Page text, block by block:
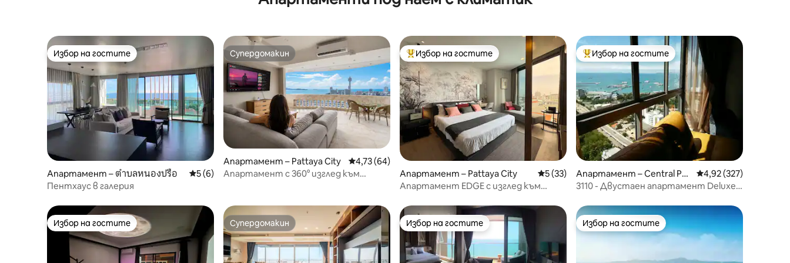
Избор на гостите
Избор на гостите
Апартамент – ตำบลหนองปรือ Средна оценка: 5 от 5, 6 отзива
5 (6)
Пентхаус в галерия
Супердомакин
Супердомакин
Апартамент – Pattaya City Средна оценка: 4,73 от 5, 64 отзива
4,73 (64)
Апартамент с 360° изглед към
Най-популярен избор на гостите
Избор на гостите
Апартамент – Pattaya City Средна оценка: 5 от 5, 33 отзива
5 (33)
Апартамент EDGE с изглед към
Най-популярен избор на гостите
Избор на гостите
Апартамент – Central Pat
taya
Средна оценка: 4,92
4,92 (327)
3110 - Двустаен апартамент Deluxe с
Избор на гостите
Избор на гостите Супердомакин
Супердомакин Избор на гостите
Избор на гостите Избор на гостите
Избор на гостите